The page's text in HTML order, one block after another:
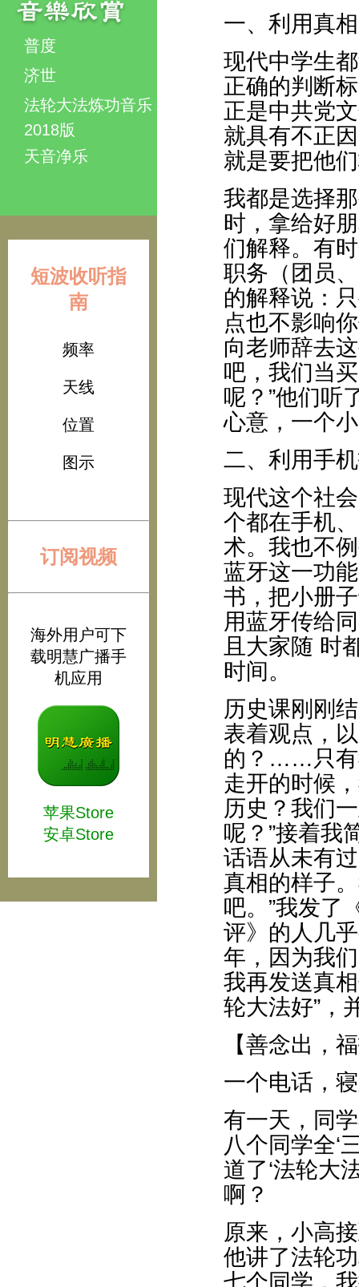
普度
济世
法轮大法炼功音乐
2018版
天音净乐
短波收听指
南
频率
天线
位置
图示
订阅视频
海外用户可下
载明慧广播手
机应用
苹果Store
安卓Store
一、利用真
现代中学生
正确的判断
正是中共党
就具有不正
就是要把他
我都是选择
时，拿给好
们解释。有
职务（团员
的解释说：
点也不影响
向老师辞去
吧，我们当
呢？”他们听
心意，一个
二、利用手
现代这个社
个都在手机
术。我也不
蓝牙这一功
书，把小册
用蓝牙传给
且大家随 时
时间。
历史课刚刚
表着观点，
的？……只有
走开的时候
历史？我们
呢？”接着我
话语从未有
真相的样子
吧。”我发了
评》的人几
年，因为我
我再发送真
轮大法好”，
【善念出，
一个电话，
有一天，同
八个同学全‘
道了‘法轮大
啊？
原来，小高
他讲了法轮
七个同学，